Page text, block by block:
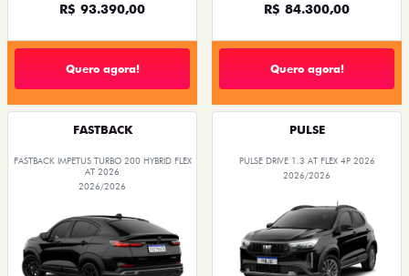
R$ 93.390,00
Quero agora!
R$ 84.300,00
Quero agora!
FASTBACK
FASTBACK IMPETUS TURBO 200 HYBRID FLEX
AT 2026
2026/2026
PULSE
PULSE DRIVE 1.3 AT FLEX 4P 2026
2026/2026